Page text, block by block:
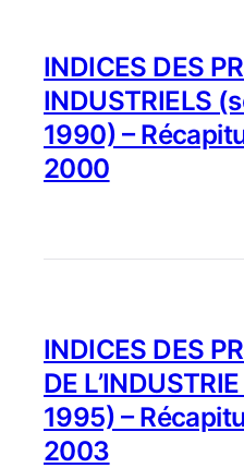
INDICES DES
INDUSTRIELS
1990) –
2000
INDICES DES
DE
1995) –
2003